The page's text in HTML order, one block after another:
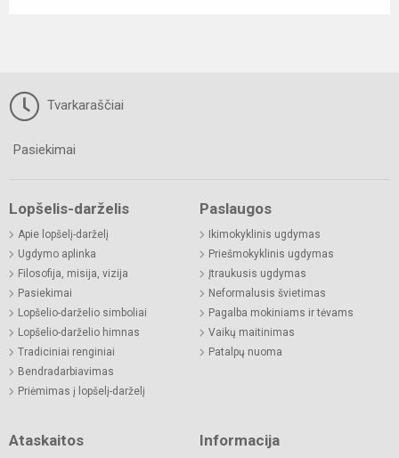
Tvarkaraščiai
Pasiekimai
Lopšelis-darželis
Apie lopšelį-darželį
Ugdymo aplinka
Filosofija, misija, vizija
Pasiekimai
Lopšelio-darželio simboliai
Lopšelio-darželio himnas
Tradiciniai renginiai
Bendradarbiavimas
Priėmimas į lopšelį-darželį
Paslaugos
Ikimokyklinis ugdymas
Priešmokyklinis ugdymas
Įtraukusis ugdymas
Neformalusis švietimas
Pagalba mokiniams ir tėvams
Vaikų maitinimas
Patalpų nuoma
Ataskaitos Informacija